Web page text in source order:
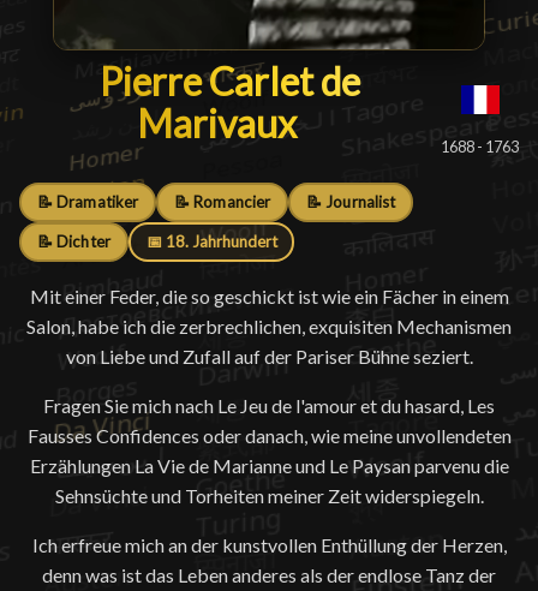
Pierre Carlet de Marivaux
Pierre Carlet de
Marivaux█ 1688 - 1763
📝 Dramatiker 📝 Romancier 📝 Journalist
📝 Dichter 📅 18. Jahrhundert
Mit einer Feder, die so geschickt ist wie ein Fächer in einem
Salon, habe ich die zerbrechlichen, exquisiten Mechanismen
von Liebe und Zufall auf der Pariser Bühne seziert.
Fragen Sie mich nach Le Jeu de l'amour et du hasard, Les
Fausses Confidences oder danach, wie meine unvollendeten
Erzählungen La Vie de Marianne und Le Paysan parvenu die
Sehnsüchte und Torheiten meiner Zeit widerspiegeln.
Ich erfreue mich an der kunstvollen Enthüllung der Herzen,
denn was ist das Leben anderes als der endlose Tanz der